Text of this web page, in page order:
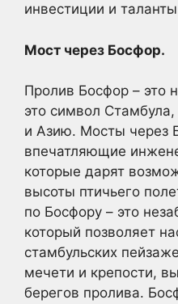
инвестиции и
Мост через Босфор.
Пролив Босфор – это
это символ
и Азию. Мосты через
впечатляющие
которые дарят
высоты птичьего
по Босфору – это
который позволяет
стамбульских
мечети и крепости,
берегов пролива.